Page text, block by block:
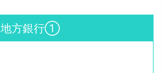
地方銀行①